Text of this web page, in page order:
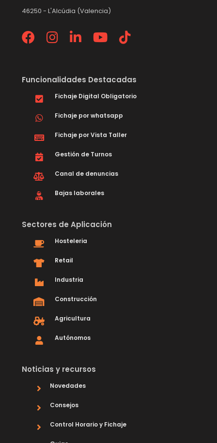
46250 - L'Alcúdia (Valencia)
Funcionalidades Destacadas
Fichaje Digital Obligatorio
Fichaje por whatsapp
Fichaje por Vista Taller
Gestión de Turnos
Canal de denuncias
Bajas laborales
Sectores de Aplicación
Hosteleria
Retail
Industria
Construcción
Agricultura
Autónomos
Noticias y recursos
Novedades
Consejos
Control Horario y Fichaje